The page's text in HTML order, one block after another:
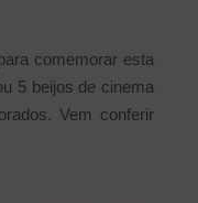
comemorar esta
5 beijos de cinema
Vem conferir